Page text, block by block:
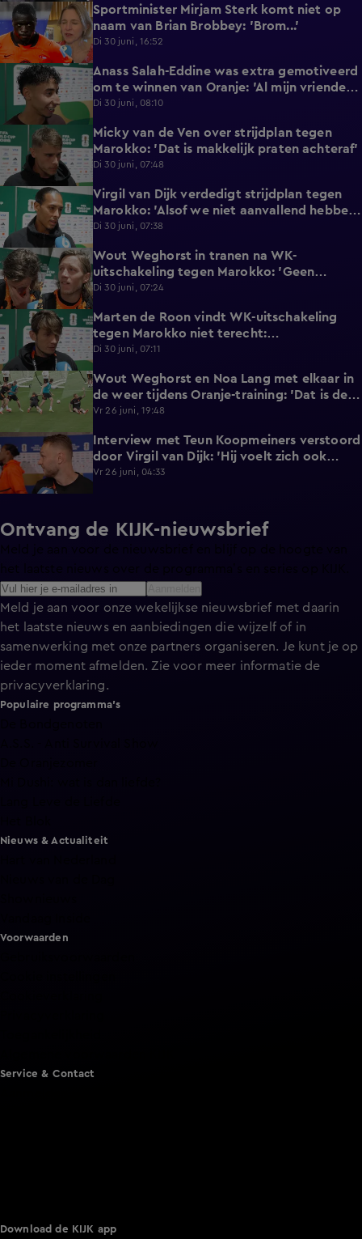
1:18
Sportminister Mirjam Sterk komt niet op
naam van Brian Brobbey: 'Brom...'
Di 30 juni, 16:52
3:02
Anass Salah-Eddine was extra gemotiveerd
om te winnen van Oranje: 'Al mijn vrienden
zijn Nederlands!'
Di 30 juni, 08:10
1:44
Micky van de Ven over strijdplan tegen
Marokko: 'Dat is makkelijk praten achteraf'
Di 30 juni, 07:48
Virgil van Dijk verdedigt strijdplan tegen
Marokko: 'Alsof we niet aanvallend hebben
gedacht?'
Di 30 juni, 07:38
3:49
Wout Weghorst in tranen na WK-
uitschakeling tegen Marokko: 'Geen
moment rekening mee gehouden'
Di 30 juni, 07:24
3:26
Marten de Roon vindt WK-uitschakeling
tegen Marokko niet terecht:
'Gelijkwaardige pot'
Di 30 juni, 07:11
2:58
Wout Weghorst en Noa Lang met elkaar in
de weer tijdens Oranje-training: 'Dat is de
tweede keer!'
Vr 26 juni, 19:48
2:43
Interview met Teun Koopmeiners verstoord
door Virgil van Dijk: 'Hij voelt zich ook
lekker!'
Vr 26 juni, 04:33
Ontvang de KIJK-nieuwsbrief
Meld je aan voor onze wekelijkse nieuwsbrief met daarin
het laatste nieuws en aanbiedingen die wijzelf of in
samenwerking met onze partners organiseren. Je kunt je op
ieder moment afmelden. Zie voor meer informatie de
privacyverklaring.
Populaire programma's
Nieuws & Actualiteit
Voorwaarden
Service & Contact
Download de KIJK app